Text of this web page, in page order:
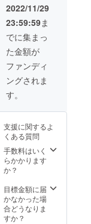
(約70
ページ)
※掲載期
間は
2023年
1月から
1年間で
す。
です。
ページ)
ご記入
くださ
い。 ※
ネット
ワーク
販売や
企業イ
メージ
が相違
掲載を
お断り
させて
いただ
く場合
があり
させて
いただ
いた場
・治療
に悩ん
でいる
患者さ
んに説
明する
ポイン
ト掲
載！ ・
ち帰る
口コミ
が広が
る！ ・
新人ス
タッフ
に活用
でき
る！ ※
メール
2022/11/29
23:59:59ま
でに集まっ
た金額が
ファンディ
ングされま
す。
支援に関するよ
くある質問
手数料はいく
らかかります
か？
目標金額に届
かなかった場
合どうなりま
すか？